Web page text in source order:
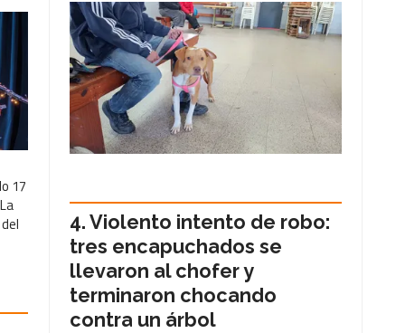
17
Violento intento de robo:
tres encapuchados se
llevaron al chofer y
terminaron chocando
contra un árbol